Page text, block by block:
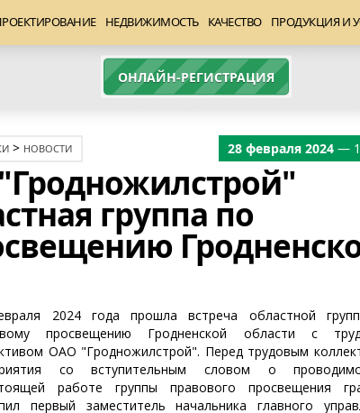
НЕДВИЖИМОСТЬ КАЧЕСТВО ПРОДУКЦИЯ И
ОНЛАЙН-РЕГИСТРАЦИЯ
> НОВОСТИ
группа по
28 февраля 2024 —
2024 года прошла встреча областной
просвещению Гродненской области с
ОАО "Гродножилстрой". Перед трудовым
со вступительным словом о
работе группы правового просвещения
первый заместитель начальника главного